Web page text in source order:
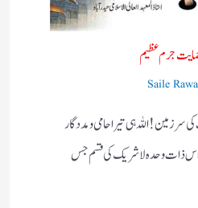
حمایت جرم عظیم
Saile
اللہ ہی تیرا حامی ومددگار
ذات وحدہ لاشریک کی قسم جس